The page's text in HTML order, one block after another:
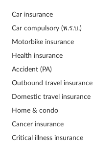
Car insurance
Car compulsory (พ.ร.บ.)
Motorbike insurance
Health insurance
Accident (PA)
Outbound travel insurance
Domestic travel insurance
Home & condo
Cancer insurance
Critical illness insurance